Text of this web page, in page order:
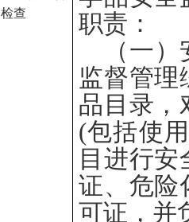
检查
职责：
（一
监督管理
品目录，
(包括使
目进行
证、危险
可证，